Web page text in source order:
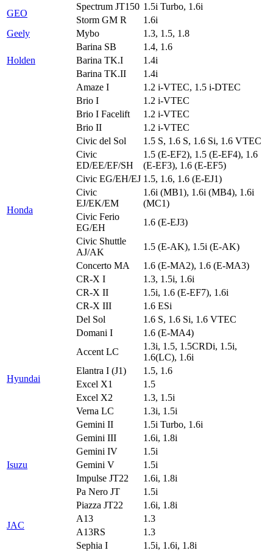
GEO
Spectrum JT150 1.5i Turbo, 1.6i
Storm GM R
1.6i
Geely
Mybo 1.3, 1.5, 1.8
Holden
Barina SB
1.4, 1.6
Barina TK.I
1.4i
Barina TK.II
1.4i
Honda
Amaze I
1.2 i-VTEC, 1.5 i-DTEC
Brio I
1.2 i-VTEC
Brio I Facelift
1.2 i-VTEC
Brio II
1.2 i-VTEC
Civic del Sol
1.5 S, 1.6 S, 1.6 Si, 1.6 VTEC
Civic
ED/EE/EF/SH
1.5 (E-EF2), 1.5 (E-EF4), 1.6
(E-EF3), 1.6 (E-EF5)
Civic EG/EH/EJ 1.5, 1.6, 1.6 (E-EJ1)
Civic
EJ/EK/EM
1.6i (MB1), 1.6i (MB4), 1.6i
(MC1)
Civic Ferio
EG/EH
1.6 (E-EJ3)
Civic Shuttle
AJ/AK
1.5 (E-AK), 1.5i (E-AK)
Concerto MA
1.6 (E-MA2), 1.6 (E-MA3)
CR-X I
1.3, 1.5i, 1.6i
CR-X II
1.5i, 1.6 (E-EF7), 1.6i
CR-X III
1.6 ESi
Del Sol
1.6 S, 1.6 Si, 1.6 VTEC
Domani I
1.6 (E-MA4)
Hyundai
Accent LC
1.3i, 1.5, 1.5CRDi, 1.5i,
1.6(LC), 1.6i
Elantra I (J1)
1.5, 1.6
Excel X1
1.5
Excel X2
1.3, 1.5i
Verna LC
1.3i, 1.5i
Isuzu
Gemini II
1.5i Turbo, 1.6i
Gemini III
1.6i, 1.8i
Gemini IV
1.5i
Gemini V
1.5i
Impulse JT22
1.6i, 1.8i
Pa Nero JT
1.5i
Piazza JT22
1.6i, 1.8i
JAC
A13
1.3
A13RS
1.3
Sephia I
1.5i, 1.6i, 1.8i